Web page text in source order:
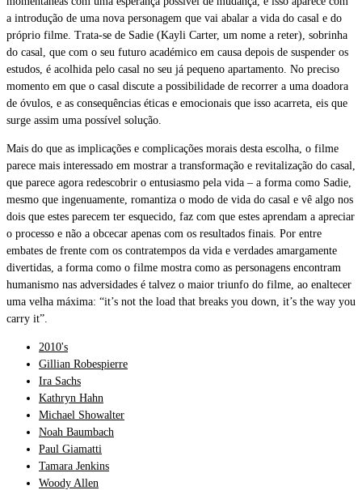
a introdução de uma nova personagem que vai abalar a vida do casal e do
próprio filme. Trata-se de Sadie (Kayli Carter, um nome a reter), sobrinha
do casal, que com o seu futuro académico em causa depois de suspender os
estudos, é acolhida pelo casal no seu já pequeno apartamento. No preciso
momento em que o casal discute a possibilidade de recorrer a uma doadora
de óvulos, e as consequências éticas e emocionais que isso acarreta, eis que
surge assim uma possível solução.
Mais do que as implicações e complicações morais desta escolha, o filme
parece mais interessado em mostrar a transformação e revitalização do casal,
que parece agora redescobrir o entusiasmo pela vida – a forma como Sadie,
mesmo que ingenuamente, romantiza o modo de vida do casal e vê algo nos
dois que estes parecem ter esquecido, faz com que estes aprendam a apreciar
o processo e não a obcecar apenas com os resultados finais. Por entre
embates de frente com os contratempos da vida e verdades amargamente
divertidas, a forma como o filme mostra como as personagens encontram
humanismo nas adversidades é talvez o maior triunfo do filme, ao enaltecer
uma velha máxima: “it’s not the load that breaks you down, it’s the way you
carry it”.
2010's
Gillian Robespierre
Ira Sachs
Kathryn Hahn
Michael Showalter
Noah Baumbach
Paul Giamatti
Tamara Jenkins
Woody Allen